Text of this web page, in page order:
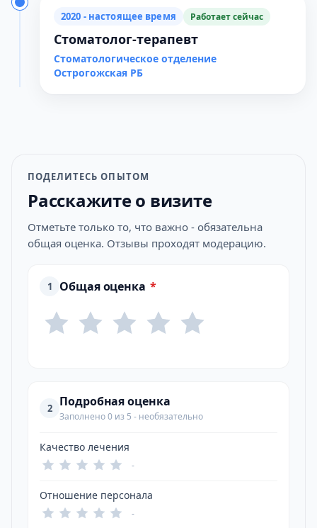
2020 - настоящее время Работает сейчас
Стоматолог-терапевт
Стоматологическое отделение
Острогожская РБ
ПОДЕЛИТЕСЬ ОПЫТОМ
Расскажите о визите
Отметьте только то, что важно - обязательна
общая оценка. Отзывы проходят модерацию.
1 Общая оценка *
2 Подробная оценка
Заполнено 0 из 5 - необязательно
Качество лечения
-
Отношение персонала
-